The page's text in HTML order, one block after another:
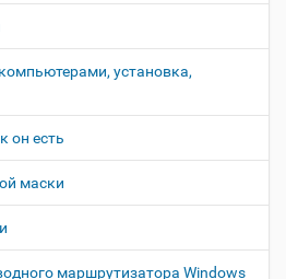
установка,
он есть
маски
маршрутизатора Windows